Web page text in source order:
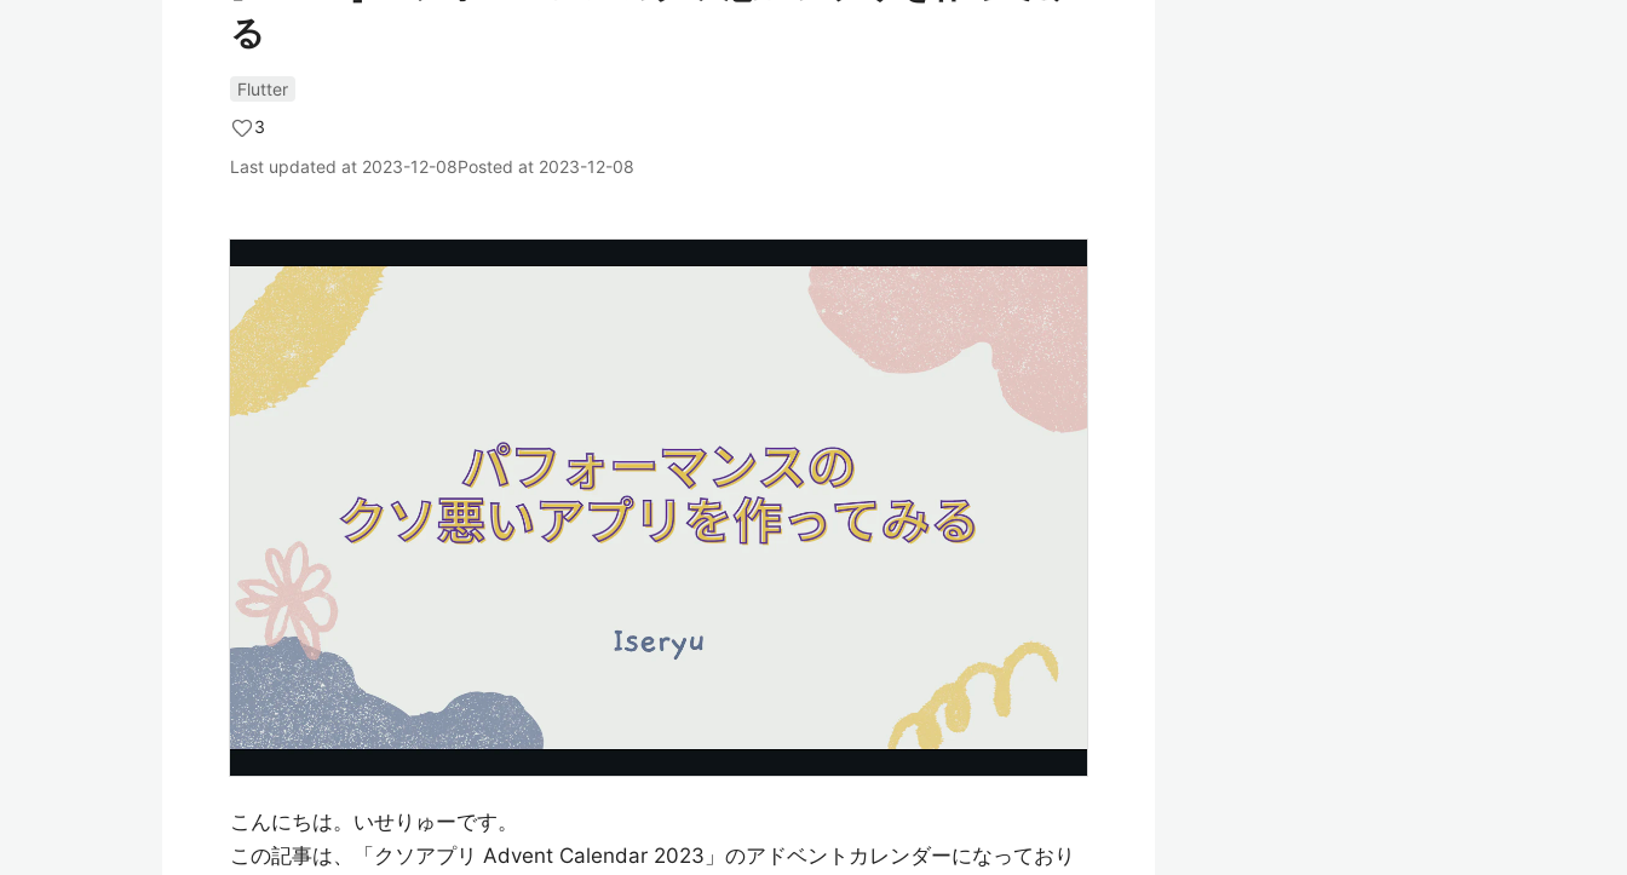
る
Flutter
3
Last updated at 2023-12-08Posted at 2023-12-08
こんにちは。いせりゅーです。
この記事は、「クソアプリ Advent Calendar 2023」のアドベントカレンダーになっており